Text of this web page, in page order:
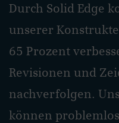
Durch Solid Edge
unserer
65 Prozent
Revisionen und
nachverfolgen.
können